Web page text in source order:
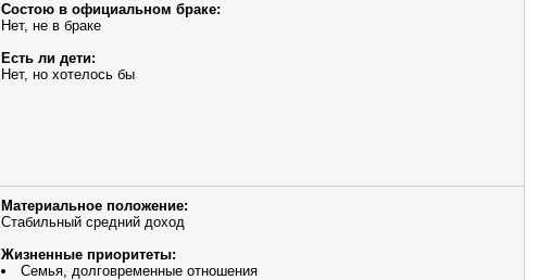
Состою в официальном браке:
Нет, не в браке
Есть ли дети:
Нет, но хотелось бы
Материальное положение:
Стабильный средний доход
Жизненные приоритеты:
Семья, долговременные отношения